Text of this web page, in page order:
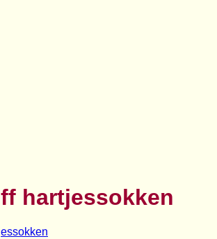
hartjessokken